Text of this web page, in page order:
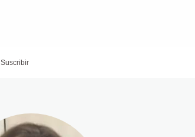
Suscribir